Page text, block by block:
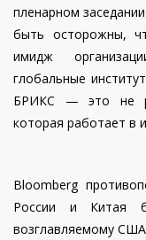
пленарном
быть осторожны,
имидж
глобальные
БРИКС — это не
которая работает в
Bloomberg
России и Китая
возглавляемому